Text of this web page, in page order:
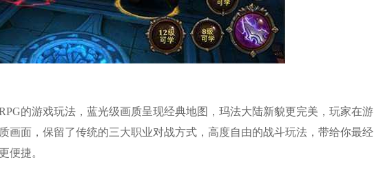
的游戏玩法，蓝光级画质呈现经典地图，玛法大陆新貌更完美，玩家在游
画面，保留了传统的三大职业对战方式，高度自由的战斗玩法，带给你最经
便捷。